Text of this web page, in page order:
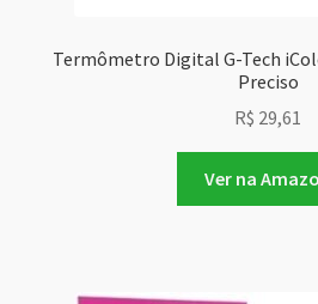
Termômetro Digital G-Tech
Preciso
R$ 29,61
Ver na